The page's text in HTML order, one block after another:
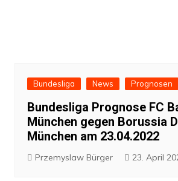
Bundesliga News Prognosen
Bundesliga Prognose FC
München gegen Borussia
München am 23.04.2022
Przemyslaw Bürger 23. April